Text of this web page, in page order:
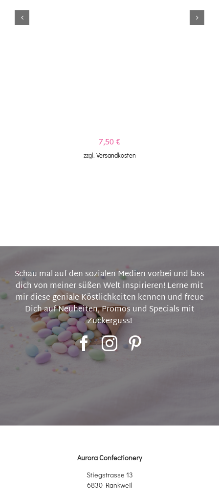
7,50€
zzgl. Versandkosten
Schau mal auf den sozialen Medien vorbei und lass
dich von meiner süßen Welt inspirieren! Lerne mit
mir diese geniale Köstlichkeiten kennen und freue
Dich auf Neuheiten, Promos und Specials mit
Zuckerguss!
Aurora Confectionery
Stiegstrasse 13
6830 Rankweil